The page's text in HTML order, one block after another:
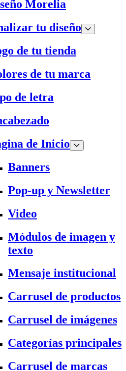
Morelia
tu diseño
de tu tienda
de tu marca
de letra
de Inicio
Banners
Pop-up y Newsletter
Video
Módulos de imagen y
texto
Mensaje institucional
Carrusel de productos
Carrusel de imágenes
Categorías principales
Carrusel de marcas